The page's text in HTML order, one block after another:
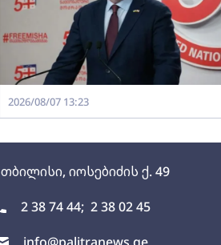
თბილისი, იოსებიძის ქ. 49
2 38 74 44; 2 38 02 45
2026/08/07 13:23